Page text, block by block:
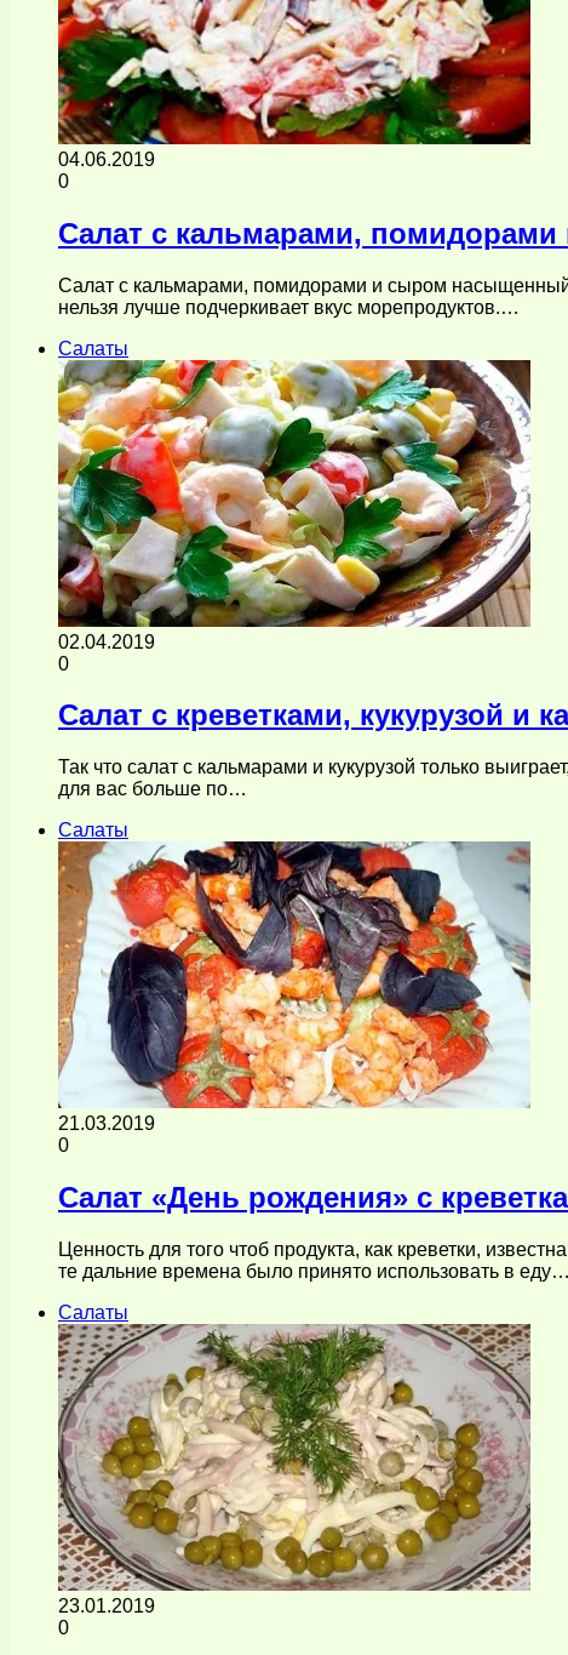
04.06.2019
0
Салат с кальмарами,
Салат с кальмарами, помидорами и сыром
нельзя лучше подчеркивает вкус морепродуктов.…
Салаты
02.04.2019
0
Салат с креветками, кукурузой и
Так что салат с кальмарами и кукурузой только
для вас больше по…
Салаты
21.03.2019
0
Салат «День рождения» с
Ценность для того чтоб продукта, как креветки,
те дальние времена было принято использовать в еду…
Салаты
23.01.2019
0